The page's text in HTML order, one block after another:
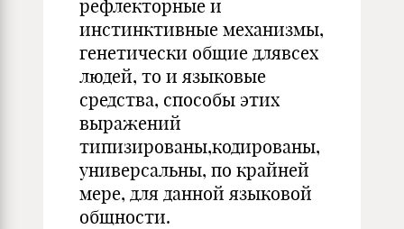
рефлекторные и
инстинктивные механизмы,
генетически общие длявсех
людей, то и языковые
средства, способы этих
выражений
типизированы,кодированы,
универсальны, по крайней
мере, для данной языковой
общности.